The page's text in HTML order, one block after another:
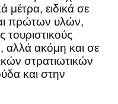
μέτρα, ειδικά σε
πρώτων υλών,
ακόμη και σε
στρατιωτικών
και στην